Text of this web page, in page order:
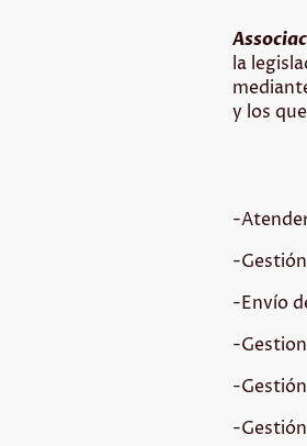
la
y los
-
-
-Envío
-
-
-